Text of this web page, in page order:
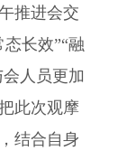
推进会交
长效”“融
人员更加
此次观摩
结合自身